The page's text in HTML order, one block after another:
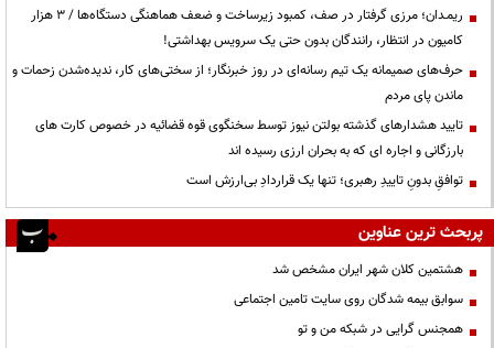
ریمـدان؛ مرزی گرفتار در صف، کمبود زیرساخت و ضعف هماهنگی دستگاه‌ها / ۳ هزار
کامیون در انتظار، رانندگان بدون حتی یک سرویس بهداشتی!
حرف‌های صمیمانه یک تیم رسانه‌ای در روز خبرنگار؛ از سختی‌های کار، ندیده‌شدن زحمات و
ماندن پای مردم
تایید هشدارهای گذشته بولتن نیوز توسط سخنگوی قوه قضائیه در خصوص کارت های
بارزگانی و اجاره ای که به بحران ارزی رسیده اند
توافقِ بدونِ تاییدِ رهبری؛ تنها یک قراردادِ بی‌ارزش است
پربحث ترین عناوین
هشتمین کلان شهر ایران مشخص شد
سوابق بیمه شدگان روی سایت تامین اجتماعی
همجنس گرایی در شبکه من و تو